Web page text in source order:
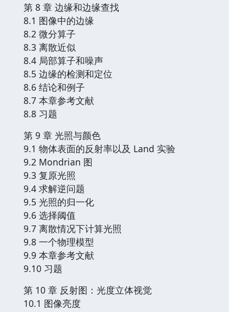
第 8 章 边缘和边缘查找
8.1 图像中的边缘
8.2 微分算子
8.3 离散近似
8.4 局部算子和噪声
8.5 边缘的检测和定位
8.6 结论和例子
8.7 本章参考文献
8.8 习题
第 9 章 光照与颜色
9.1 物体表面的反射率以及 Land 实验
9.2 Mondrian 图
9.3 复原光照
9.4 求解逆问题
9.5 光照的归一化
9.6 选择阈值
9.7 离散情况下计算光照
9.8 一个物理模型
9.9 本章参考文献
9.10 习题
第 10 章 反射图：光度立体视觉
10.1 图像亮度